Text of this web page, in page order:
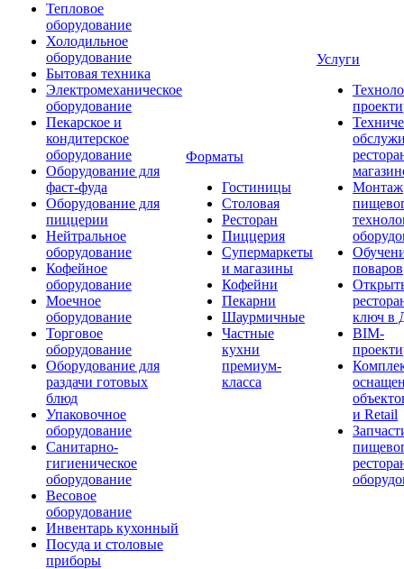
Тепловое
оборудование
Холодильное
оборудование
Бытовая техника
Электромеханическое
оборудование
Пекарское и
кондитерское
оборудование
Оборудование для
фаст-фуда
Оборудование для
пиццерии
Нейтральное
оборудование
Кофейное
оборудование
Моечное
оборудование
Торговое
оборудование
Оборудование для
раздачи готовых
блюд
Упаковочное
оборудование
Санитарно-
гигиеническое
оборудование
Весовое
оборудование
Инвентарь кухонный
Посуда и столовые
приборы
Форматы
Гостиницы
Столовая
Ресторан
Пиццерия
Супермаркеты
и магазины
Кофейни
Пекарни
Шаурмичные
Частные
кухни
премиум-
класса
Услуги
Монтаж
поваров
ключ в
BIM-
и Retail